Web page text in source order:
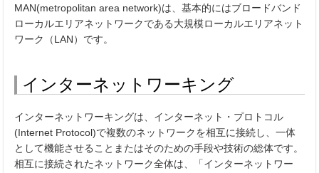
MAN(metropolitan area network)は、基本的にはブロードバンド
ローカルエリアネットワークである大規模ローカルエリアネット
ワーク（LAN）です。
インターネットワーキング
インターネットワーキングは、インターネット・プロトコル
(Internet Protocol)で複数のネットワークを相互に接続し、一体
として機能させることまたはそのための手段や技術の総体です。
相互に接続されたネットワーク全体は、「インターネットワー